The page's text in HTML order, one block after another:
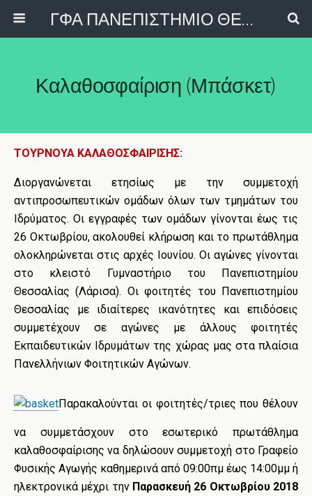
ΓΦΑ ΠΑΝΕΠΙΣΤΗΜΙΟ ΘΕΣΣΑΛΙΑΣ
Καλαθοσφαίριση (Μπάσκετ)
ΤΟΥΡΝΟΥΑ ΚΑΛΑΘΟΣΦΑΙΡΙΣΗΣ:
Διοργανώνεται ετησίως με την συμμετοχή
αντιπροσωπευτικών ομάδων όλων των τμημάτων του
Ιδρύματος. Οι εγγραφές των ομάδων γίνονται έως τις
26 Οκτωβρίου, ακολουθεί κλήρωση και το πρωτάθλημα
ολοκληρώνεται στις αρχές Ιουνίου. Οι αγώνες γίνονται
στο κλειστό Γυμναστήριο του Πανεπιστημίου
Θεσσαλίας (Λάρισα). Οι φοιτητές του Πανεπιστημίου
Θεσσαλίας με ιδιαίτερες ικανότητες και επιδόσεις
συμμετέχουν σε αγώνες με άλλους φοιτητές
Εκπαιδευτικών Ιδρυμάτων της χώρας μας στα πλαίσια
Πανελλήνιων Φοιτητικών Αγώνων.
Παρακαλούνται οι φοιτητές/τριες που θέλουν
να συμμετάσχουν στο εσωτερικό πρωτάθλημα
καλαθοσφαίρισης να δηλώσουν συμμετοχή στο Γραφείο
Φυσικής Αγωγής καθημερινά από 09:00πμ έως 14:00μμ ή
ηλεκτρονικά μέχρι τηνΠαρασκευή 26 Οκτωβρίου 2018